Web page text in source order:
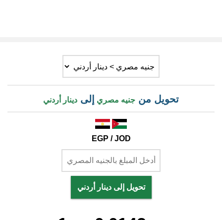
تحويل من جنيه مصري إلى دينار أردني
EGP / JOD
تحويل إلى دينار أردني